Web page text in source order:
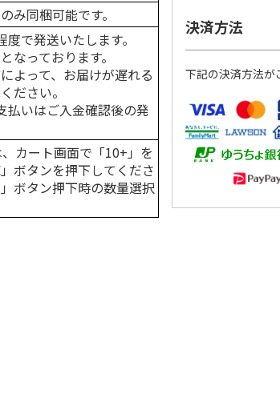
み同梱可能です。
で発送いたします。
っております。
よって、お届けが遅れる
ださい。
払いはご入金確認後の発
カート画面で「10+」を
ボタンを押下してくださ
ボタン押下時の数量選択
決済方法
下記の決済方法が